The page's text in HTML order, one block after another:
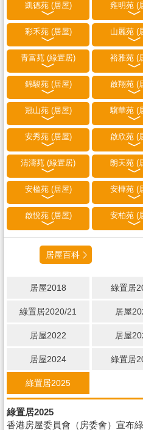
凱德苑 (居屋) 雍明苑 (
彩禾苑 (居屋) 山麗苑 (
青富苑 (綠置居) 裕雅苑 (
錦駿苑 (居屋) 啟翔苑 (
冠山苑 (居屋) 驥華苑 (
安秀苑 (居屋) 啟欣苑 (
清濤苑 (綠置居) 朗天苑 (
安楹苑 (居屋) 安樺苑 (
啟悅苑 (居屋) 安柏苑 (
居屋百科
居屋2018 綠置居
綠置居2020/21 居屋
居屋2022 居屋
居屋2024 綠置居
綠置居2025
綠置居2025
香港房屋委員會（房委會）宣布